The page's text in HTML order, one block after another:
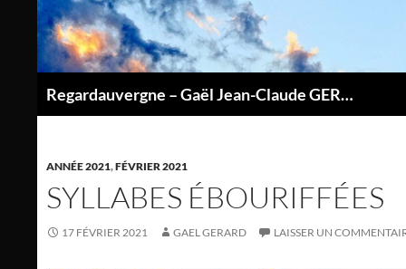
contenu
Regardauvergne – Gaël Jean-Claude GERARD
ANNÉE 2021,FÉVRIER 2021
SYLLABES ÉBOURIFFÉES
17 FÉVRIER 2021 GAEL GERARD LAISSER UN